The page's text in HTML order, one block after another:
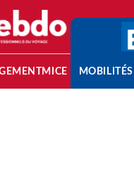
MICE MOBILITÉS